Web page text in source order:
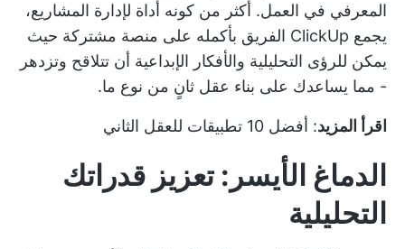
المعرفي في العمل. أكثر من كونه أداة لإدارة المشاريع،
يجمع ClickUp الفريق بأكمله على منصة مشتركة حيث
يمكن للرؤى التحليلية والأفكار الإبداعية أن تتلاقح وتزدهر
- مما يساعدك على بناء عقل ثانٍ من نوع ما.
اقرأ المزيد: أفضل 10 تطبيقات للعقل الثاني
الدماغ الأيسر: تعزيز قدراتك
التحليلية